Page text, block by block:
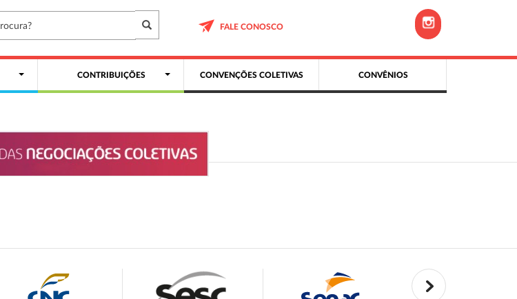
FALE CONOSCO
CONTRIBUIÇÕES CONVENÇÕES COLETIVAS CONVÊNIOS